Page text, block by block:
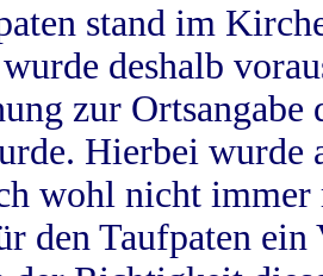
stand im
deshalb
zur
Hierbei wurde
wohl nicht
den Taufpaten